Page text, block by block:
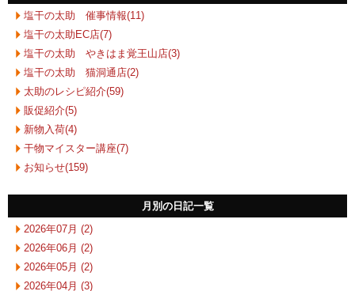
塩干の太助 催事情報(11)
塩干の太助EC店(7)
塩干の太助 やきはま覚王山店(3)
塩干の太助 猫洞通店(2)
太助のレシピ紹介(59)
販促紹介(5)
新物入荷(4)
干物マイスター講座(7)
お知らせ(159)
月別の日記一覧
2026年07月 (2)
2026年06月 (2)
2026年05月 (2)
2026年04月 (3)